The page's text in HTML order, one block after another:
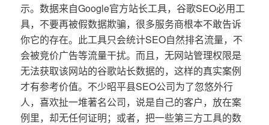
示。数据来自Google官方站长工具，谷歌SEO必用工
具，不要再被假数据欺骗，很多服务商根本不敢告诉
你它的存在。此工具只会统计SEO自然排名流量，不
会被竞价广告等流量干扰。而且，无网站管理权限是
无法获取该网站的谷歌站长数据的，这样的真实案例
才有参考价值。不少昭平县SEO公司为了忽悠外行
人，喜欢扯一堆著名公司，说是自己的客户，放在案
例里，却无任何证明；或者，把一些第三方工具的数